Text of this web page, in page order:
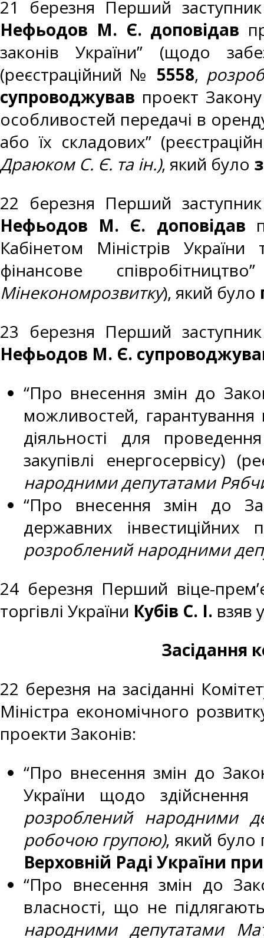
21 березня Перший заступник
Нефьодов М. Є. доповідав
законів України” (щодо
(реєстраційний № 5558,
супроводжував проект
особливостей передачі в
або їх складових”
Драюком С. Є. та ін.), який було
22 березня Перший заступник
Нефьодов М. Є. доповідав
Кабінетом Міністрів
фінансове
Мінекономрозвитку), який було
23 березня Перший заступник
Нефьодов М. Є.
“Про внесення змін до
можливостей, гарантування
діяльності для
закупівлі енергосервісу)
народними депутатами
“Про внесення змін до
державних
розроблений народними
24 березня Перший віце-
торгівлі України Кубів С. І. взяв
Засідання
22 березня на засіданні
Міністра економічного
проекти Законів:
“Про внесення змін до
України щодо
розроблений народними
робочою групою), який
Верховній Раді України
“Про внесення змін до
власності, що не
народними депутатами